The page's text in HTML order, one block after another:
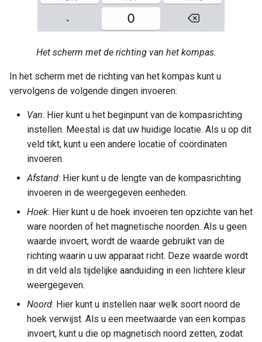
Het scherm met de richting van het kompas.
In het scherm met de richting van het kompas kunt u
vervolgens de volgende dingen invoeren:
Van: Hier kunt u het beginpunt van de kompasrichting
instellen. Meestal is dat uw huidige locatie. Als u op dit
veld tikt, kunt u een andere locatie of coördinaten
invoeren.
Afstand: Hier kunt u de lengte van de kompasrichting
invoeren in de weergegeven eenheden.
Hoek: Hier kunt u de hoek invoeren ten opzichte van het
ware noorden of het magnetische noorden. Als u geen
waarde invoert, wordt de waarde gebruikt van de
richting waarin u uw apparaat richt. Deze waarde wordt
in dit veld als tijdelijke aanduiding in een lichtere kleur
weergegeven.
Noord: Hier kunt u instellen naar welk soort noord de
hoek verwijst. Als u een meetwaarde van een kompas
invoert, kunt u die op magnetisch noord zetten, zodat